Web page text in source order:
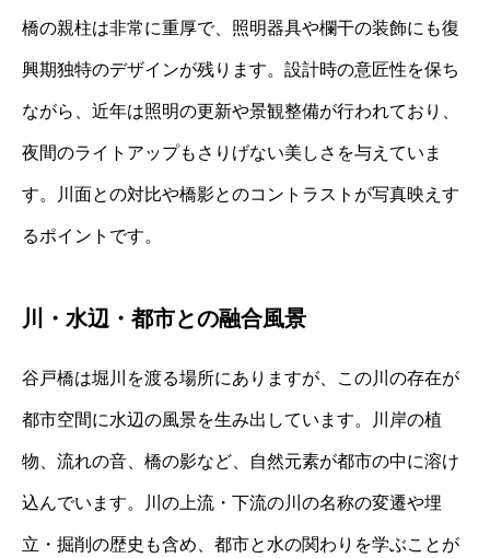
橋の親柱は非常に重厚で、照明器具や欄干の装飾にも復
興期独特のデザインが残ります。設計時の意匠性を保ち
ながら、近年は照明の更新や景観整備が行われており、
夜間のライトアップもさりげない美しさを与えていま
す。川面との対比や橋影とのコントラストが写真映えす
るポイントです。
川・水辺・都市との融合風景
谷戸橋は堀川を渡る場所にありますが、この川の存在が
都市空間に水辺の風景を生み出しています。川岸の植
物、流れの音、橋の影など、自然元素が都市の中に溶け
込んでいます。川の上流・下流の川の名称の変遷や埋
立・掘削の歴史も含め、都市と水の関わりを学ぶことが